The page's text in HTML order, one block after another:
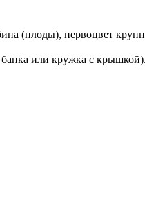
(плоды), первоцвет
или кружка с